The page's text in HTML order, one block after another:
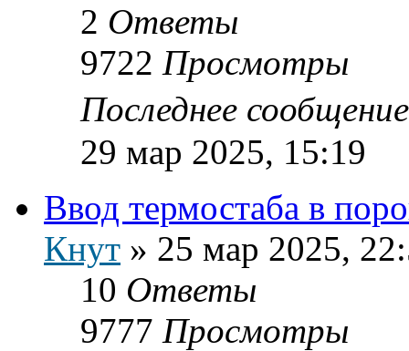
2 Ответы
9722 Просмотры
Последнее
29 мар 2025, 15:19
Ввод термостаба в
Кнут » 25 мар 2025,
10 Ответы
9777 Просмотры